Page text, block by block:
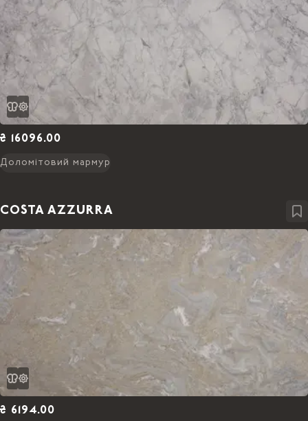
₴ 16096.00
Доломітовий мармур
COSTA AZZURRA
₴ 6194.00